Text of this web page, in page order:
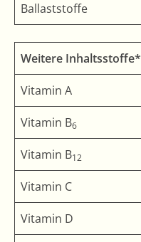
Ballaststoffe
Weitere Inhaltsstoffe*
Vitamin A
Vitamin B6
Vitamin B12
Vitamin C
Vitamin D